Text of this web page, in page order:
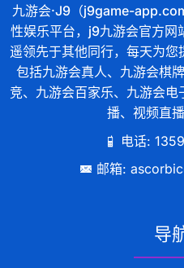
九游会·J9（j9game-
性娱乐平台，j9九游会官方网
遥领先于其他同行，每天为您
包括九游会真人、九游会棋
竞、九游会百家乐、九游会
播、视频直播
电话:
邮箱:
导